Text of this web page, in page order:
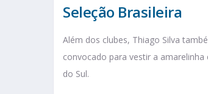
Seleção Brasileira
Além dos clubes, Thiago Silva
convocado para vestir a
do Sul.